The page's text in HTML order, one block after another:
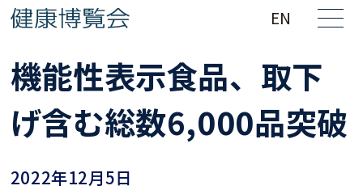
EN
機能性表示食品、取下
げ含む総数6,000品突破
2022年12月5日